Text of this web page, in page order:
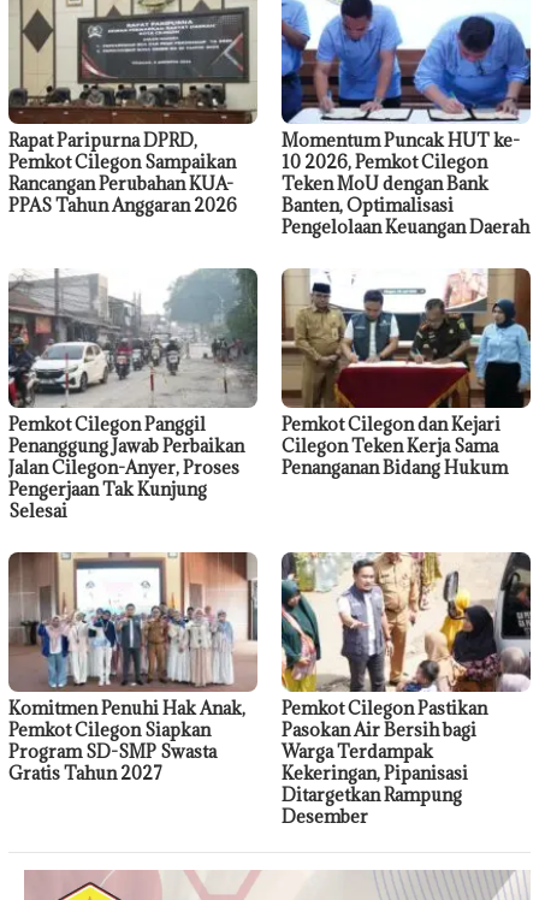
Rapat Paripurna DPRD,
Pemkot Cilegon Sampaikan
Rancangan Perubahan KUA-
PPAS Tahun Anggaran 2026
Momentum Puncak HUT ke-
10 2026, Pemkot Cilegon
Teken MoU dengan Bank
Banten, Optimalisasi
Pengelolaan Keuangan Daerah
Pemkot Cilegon Panggil
Penanggung Jawab Perbaikan
Jalan Cilegon-Anyer, Proses
Pengerjaan Tak Kunjung
Selesai
Pemkot Cilegon dan Kejari
Cilegon Teken Kerja Sama
Penanganan Bidang Hukum
Komitmen Penuhi Hak Anak,
Pemkot Cilegon Siapkan
Program SD-SMP Swasta
Gratis Tahun 2027
Pemkot Cilegon Pastikan
Pasokan Air Bersih bagi
Warga Terdampak
Kekeringan, Pipanisasi
Ditargetkan Rampung
Desember